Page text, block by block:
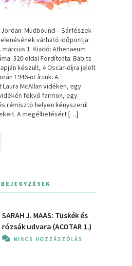
Mudbound – Sárfészek
várható időpontja:
március 1. Kiadó: Athenaeum
320 oldal Fordította: Babits
készült, 4 Oscar-díjra jelölt
1946-ot írunk. A
McAllan vidéken, egy
fekvő farmon, egy
rémisztő helyen kényszerül
A megélhetésért […]
SARAH J. MAAS: Tüskék és
rózsák udvara (ACOTAR 1.)
NINCS HOZZÁSZÓLÁS